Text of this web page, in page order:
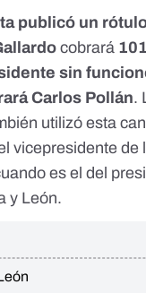
publicó un
cobrará
sin
Carlos Pollán.
utilizó esta
vicepresidente de
es el del
y León.